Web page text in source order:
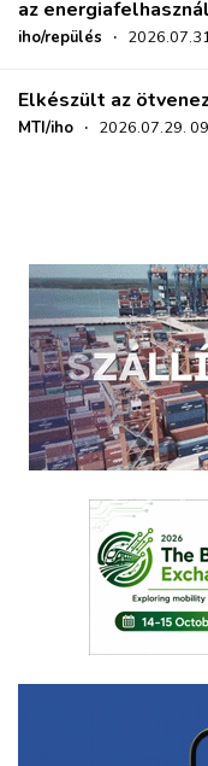
az
iho/repülés ·
Elkészült az
MTI/iho · 2026.07.29.